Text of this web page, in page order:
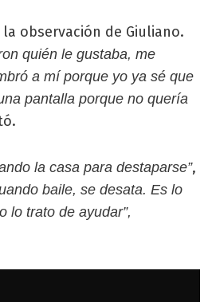
observación de Giuliano.
quién le gustaba, me
a mí porque yo ya sé que
pantalla porque no quería
la casa para destaparse”,
baile, se desata. Es lo
lo trato de ayudar”,